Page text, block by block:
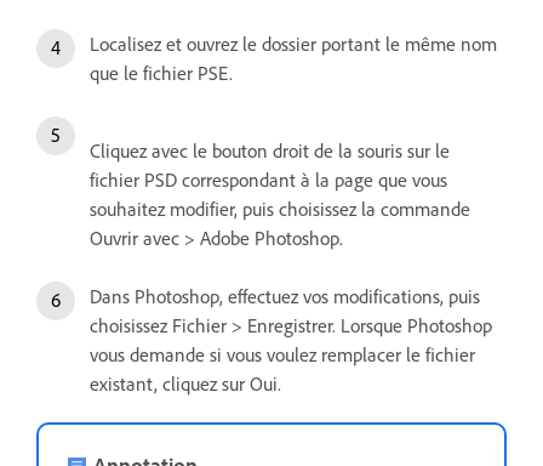
Localisez et ouvrez le dossier portant le même nom
que le fichier PSE.
Cliquez avec le bouton droit de la souris sur le
fichier PSD correspondant à la page que vous
souhaitez modifier, puis choisissez la commande
Ouvrir avec > Adobe Photoshop.
Dans Photoshop, effectuez vos modifications, puis
choisissez Fichier > Enregistrer. Lorsque Photoshop
vous demande si vous voulez remplacer le fichier
existant, cliquez sur Oui.